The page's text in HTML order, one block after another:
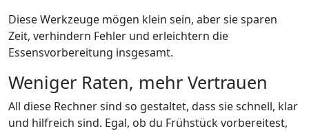
Diese Werkzeuge mögen klein sein, aber sie sparen
Zeit, verhindern Fehler und erleichtern die
Essensvorbereitung insgesamt.
Weniger Raten, mehr Vertrauen
All diese Rechner sind so gestaltet, dass sie schnell, klar
und hilfreich sind. Egal, ob du Frühstück vorbereitest,